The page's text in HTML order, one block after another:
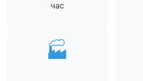
час
🏭